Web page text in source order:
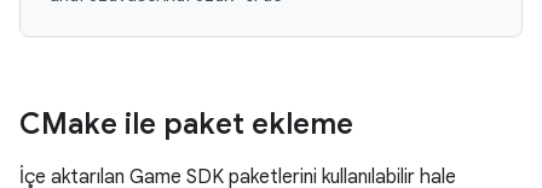
CMake ile paket ekleme
İçe aktarılan Game SDK paketlerini kullanılabilir hale